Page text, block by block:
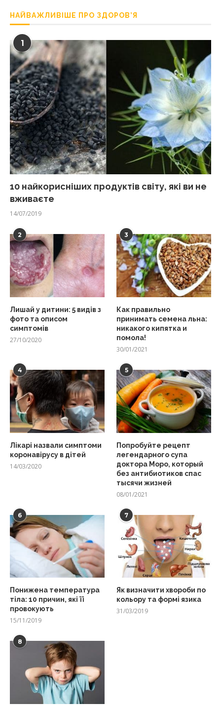
НАЙВАЖЛИВІШЕ ПРО ЗДОРОВ’Я
1
10 найкорисніших продуктів світу, які ви не
вживаєте
14/07/2019
2
Лишай у дитини: 5 видів з
фото та описом
симптомів
27/10/2020
3
Как правильно
принимать семена льна:
никакого кипятка и
помола!
30/01/2021
4
Лікарі назвали симптоми
коронавірусу в дітей
14/03/2020
5
Попробуйте рецепт
легендарного супа
доктора Моро, который
без антибиотиков спас
тысячи жизней
08/01/2021
6
Понижена температура
тіла: 10 причин, які її
провокують
15/11/2019
7
Як визначити хвороби по
кольору та формі язика
31/03/2019
8